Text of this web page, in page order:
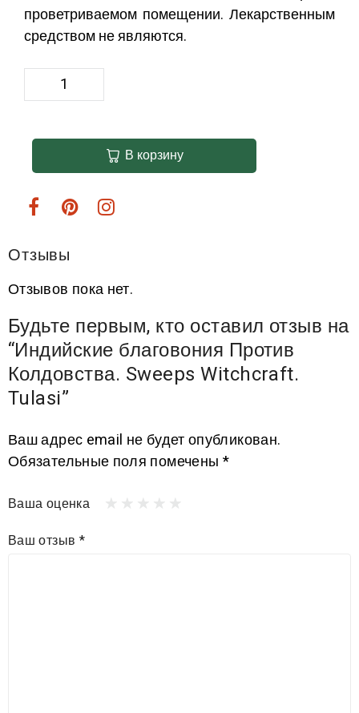
проветриваемом помещении. Лекарственным
средством не являются.
В корзину
Отзывы
Отзывов пока нет.
Будьте первым, кто оставил отзыв на
“Индийские благовония Против
Колдовства. Sweeps Witchcraft.
Tulasi”
Ваш адрес email не будет опубликован.
Обязательные поля помечены *
Ваша оценка
Ваш отзыв *